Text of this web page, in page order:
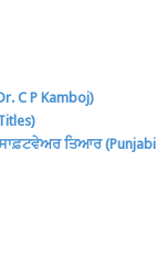
C P Kamboj)
ਤਿਆਰ (Punjabi